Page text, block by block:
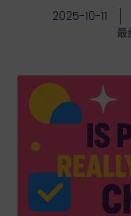
2025-10-11